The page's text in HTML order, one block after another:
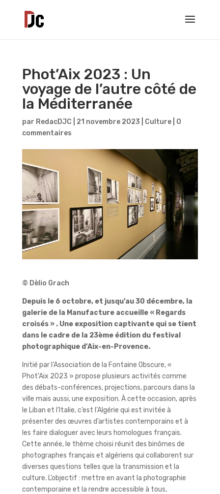
Phot’Aix 2023 : Un
voyage de l’autre côté de
la Méditerranée
par RedacDJC 21 novembre 2023 Culture| 0
commentaires
© Dèlio Grach
Depuis le 6 octobre, et jusqu’au 30 décembre, la
galerie de la Manufacture accueille « Regards
croisés » . Une exposition captivante qui se tient
dans le cadre de la 23ème édition du festival
photographique d’Aix-en-Provence.
Initié par l’Association de la Fontaine Obscure, «
Phot’Aix 2023 » propose plusieurs activités comme
des débats-conférences, projections, parcours dans la
ville mais aussi, une exposition. À cette occasion, après
le Liban et l’Italie, c’est l’Algérie qui est invitée à
présenter des œuvres d’artistes contemporains et à
les faire dialoguer avec leurs homologues français.
Cette année, le thème choisi réunit des binômes de
photographes français et algériens qui collaborent sur
diverses questions telles que la transmission et la
culture. L’objectif : mettre en avant la photographie
contemporaine et la rendre accessible à tous,